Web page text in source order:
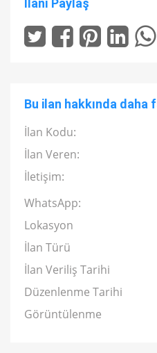
İlanı Paylaş
Bu ilan hakkında daha
İlan Kodu:
İlan Veren:
İletişim:
WhatsApp:
Lokasyon
İlan Türü
İlan Veriliş Tarihi
Düzenlenme Tarihi
Görüntülenme